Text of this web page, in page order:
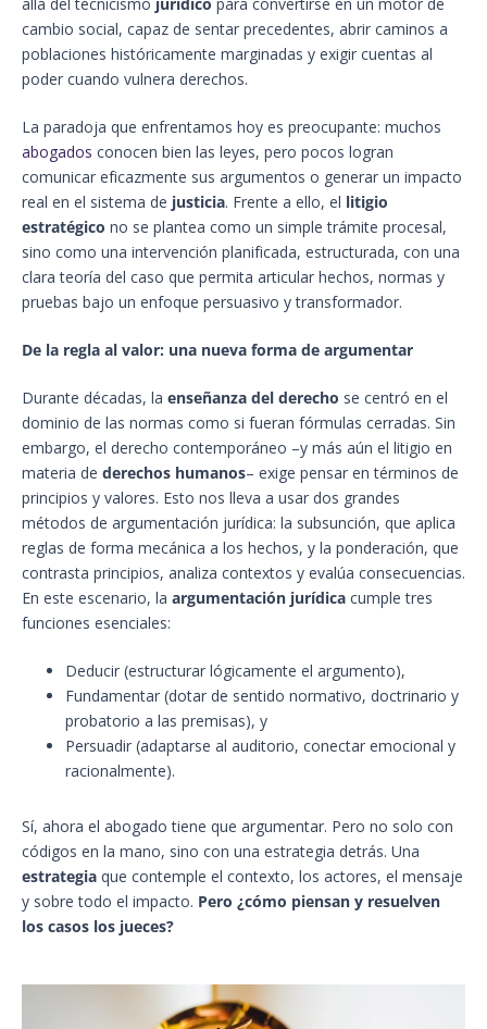
cambio social, capaz de sentar precedentes, abrir caminos a
poblaciones históricamente marginadas y exigir cuentas al
poder cuando vulnera derechos.
La paradoja que enfrentamos hoy es preocupante: muchos
abogados conocen bien las leyes, pero pocos logran
comunicar eficazmente sus argumentos o generar un impacto
real en el sistema de justicia. Frente a ello, el litigio
estratégico no se plantea como un simple trámite procesal,
sino como una intervención planificada, estructurada, con una
clara teoría del caso que permita articular hechos, normas y
pruebas bajo un enfoque persuasivo y transformador.
De la regla al valor: una nueva forma de argumentar
Durante décadas, la enseñanza del derecho se centró en el
dominio de las normas como si fueran fórmulas cerradas. Sin
embargo, el derecho contemporáneo –y más aún el litigio en
materia de derechos humanos– exige pensar en términos de
principios y valores. Esto nos lleva a usar dos grandes
métodos de argumentación jurídica: la subsunción, que aplica
reglas de forma mecánica a los hechos, y la ponderación, que
contrasta principios, analiza contextos y evalúa consecuencias.
En este escenario, la argumentación jurídica cumple tres
funciones esenciales:
Deducir (estructurar lógicamente el argumento),
Fundamentar (dotar de sentido normativo, doctrinario y
probatorio a las premisas), y
Persuadir (adaptarse al auditorio, conectar emocional y
racionalmente).
Sí, ahora el abogado tiene que argumentar. Pero no solo con
códigos en la mano, sino con una estrategia detrás. Una
estrategia que contemple el contexto, los actores, el mensaje
y sobre todo el impacto. Pero ¿cómo piensan y resuelven
los casos los jueces?